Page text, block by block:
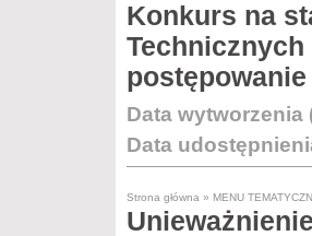
Konkurs na
Data wytworzenia
Data
Strona główna » MENU